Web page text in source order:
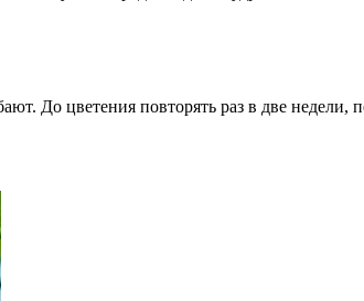
До цветения повторять раз в две недели,